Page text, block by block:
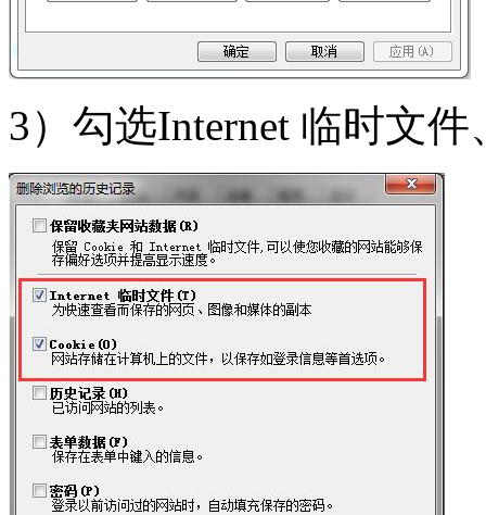
3）勾选Internet 临时文